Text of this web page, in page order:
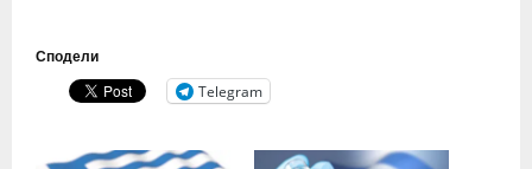
Сподели
Telegram